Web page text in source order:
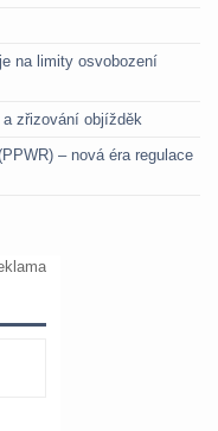
na limity osvobození
zřizování objížděk
– nová éra regulace